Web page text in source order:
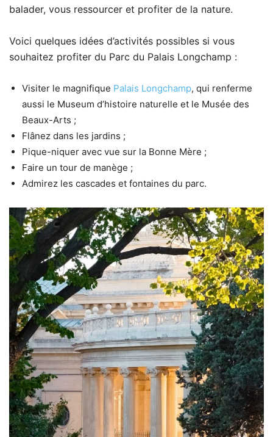
balader, vous ressourcer et profiter de la nature.
Voici quelques idées d’activités possibles si vous
souhaitez profiter du Parc du Palais Longchamp :
Visiter le magnifique Palais Longchamp, qui renferme
aussi le Museum d’histoire naturelle et le Musée des
Beaux-Arts ;
Flânez dans les jardins ;
Pique-niquer avec vue sur la Bonne Mère ;
Faire un tour de manège ;
Admirez les cascades et fontaines du parc.